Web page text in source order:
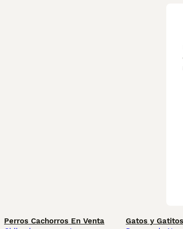
Perros Cachorros En Venta
Gatos y